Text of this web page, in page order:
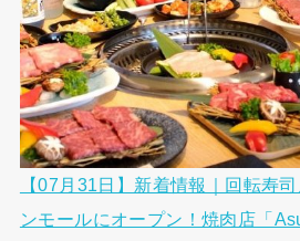
【07月31日】新着情報｜回転寿
ンモールにオープン！焼肉店「